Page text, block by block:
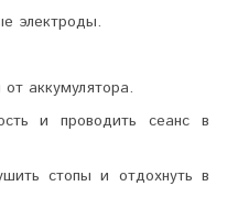
электроды.
аккумулятора.
и проводить сеанс в
стопы и отдохнуть в